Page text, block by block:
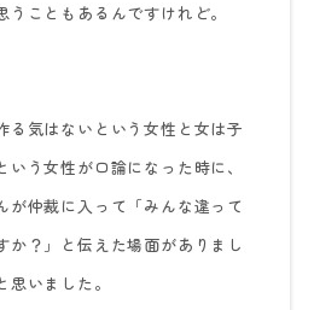
こともあるんですけれど。
る気はないという女性と女は子
う女性が口論になった時に、
が仲裁に入って「みんな違って
か？」と伝えた場面がありまし
いました。